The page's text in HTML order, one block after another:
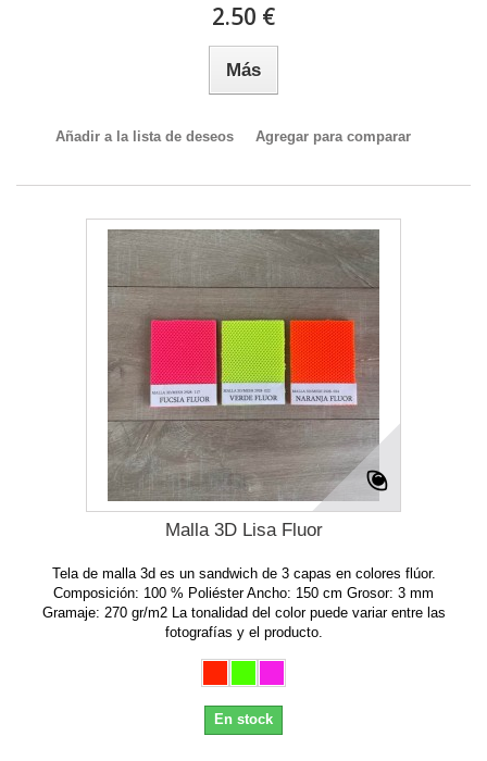
2.50 €
Más
Añadir a la lista de deseos Agregar para comparar
Malla 3D Lisa Fluor
Tela de malla 3d es un sandwich de 3 capas en colores flúor.
Composición: 100 % Poliéster Ancho: 150 cm Grosor: 3 mm
Gramaje: 270 gr/m2 La tonalidad del color puede variar entre las
fotografías y el producto.
En stock